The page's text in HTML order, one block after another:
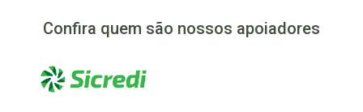
Confira quem são nossos apoiadores